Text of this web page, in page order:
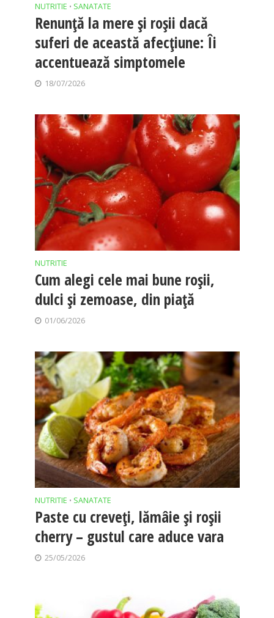
NUTRITIE • SANATATE
Renunță la mere și roșii dacă
suferi de această afecțiune: Îi
accentuează simptomele
18/07/2026
NUTRITIE
Cum alegi cele mai bune roșii,
dulci și zemoase, din piață
01/06/2026
NUTRITIE • SANATATE
Paste cu creveți, lămâie și roșii
cherry – gustul care aduce vara
25/05/2026